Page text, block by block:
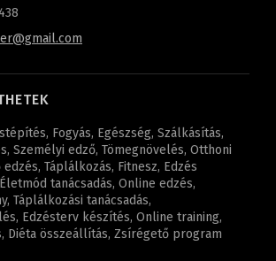
Fogyás, Egészség, Szálkásítás,
Személyi edző, Tömegnövelés, Otthoni
Táplálkozás, Fitnesz, Edzés
tanácsadás, Online edzés,
Táplálkozási tanácsadás,
Edzésterv készítés, Online training,
Diéta összeállítás, Zsírégető program